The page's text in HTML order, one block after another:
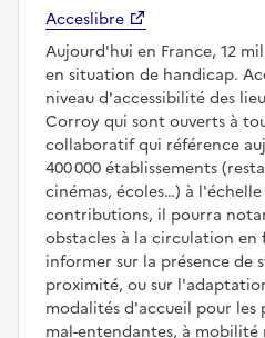
Acceslibre
Aujourd'hui en France, 12
en situation de handicap.
niveau d'accessibilité des
Corroy qui sont ouverts à
collaboratif qui référence
400 000 établissements
cinémas, écoles…) à
contributions, il pourra
obstacles à la circulation en
informer sur la présence de
proximité, ou sur
modalités d'accueil pour les
mal-entendantes, à